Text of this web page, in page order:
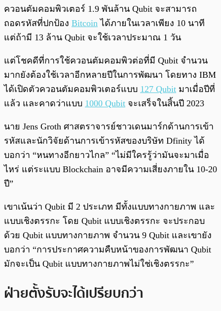
ควอนตัมคอมพิวเตอร์ 1.9 พันล้าน Qubit จะสามารถ
ถอดรหัสที่ปกป้อง Bitcoin ได้ภายในเวลาเพียง 10 นาที
แต่ถ้ามี 13 ล้าน Qubit จะใช้เวลาประมาณ 1 วัน
แต่โชคดีที่การใช้ควอนตัมคอมพิวต่อที่มี Qubit จำนวน
มากยังต้องใช้เวลาอีกหลายปีในการพัฒนา โดยทาง IBM
ได้เปิดตัวควอนตัมคอมพิวเตอร์แบบ 127 Qubit มาเมื่อปีที่
แล้ว และคาดว่าแบบ 1000 Qubit จะเสร็จในสิ้นปี 2023
นาย Jens Groth ศาสตราจารย์ชาวเดนมาร์กด้านการเข้า
รหัสและนักวิจัยด้านการเข้ารหัสของบริษัท Dfinity ได้
บอกว่า “หนทางอีกยาวไกล” “ไม่มีใครรู้ว่ามันจะมาเมื่อ
ไหร่ แต่ระแบบ Blockchain อาจมีความเสี่ยงภายใน 10-20
ปี”
เขาเน้นว่า Qubit มี 2 ประเภท มีทั้งแบบทางกายภาพ และ
แบบเชิงตรรกะ โดย Qubit แบบเชิงตรรกะ จะประกอบ
ด้วย Qubit แบบทางกายภาพ จำนวน 9 Qubit และเขายัง
บอกว่า “การประกาศความคืบหน้าของการพัฒนา Qubit
มักจะเป็น Qubit แบบทางกายภาพไม่ใช่เชิงตรรกะ”
ฝ่ายตั้งรับจะได้เปรียบกว่า